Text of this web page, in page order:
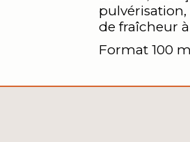
de fraîcheur
Format 100